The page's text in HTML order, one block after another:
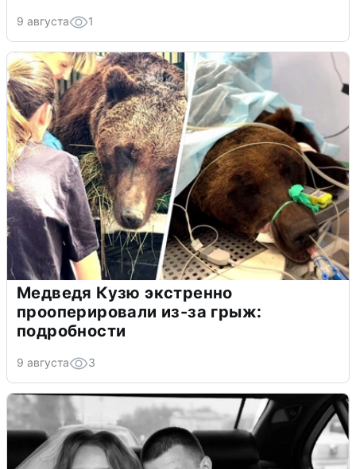
9 августа 1
Медведя Кузю экстренно
прооперировали из-за грыж:
подробности
9 августа 3